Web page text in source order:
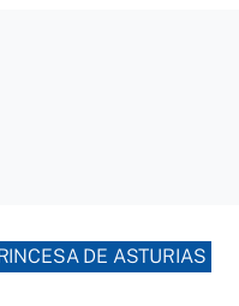
DE ASTURIAS